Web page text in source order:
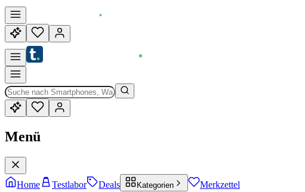
Menü
Home Testlabor Deals Kategorien Merkzettel